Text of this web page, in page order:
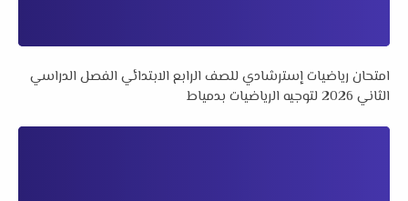
امتحان رياضيات إسترشادي للصف الرابع الابتدائي الفصل الدراسي
الثاني 2026 لتوجيه الرياضيات بدمياط